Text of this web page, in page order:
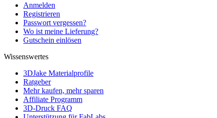
Anmelden
Registrieren
Passwort vergessen?
Wo ist meine Lieferung?
Gutschein einlösen
Wissenswertes
3DJake Materialprofile
Ratgeber
Mehr kaufen, mehr sparen
Affiliate Programm
3D-Druck FAQ